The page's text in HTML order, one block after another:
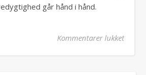
går hånd i hånd.
Kommentarer lukkettil Fra